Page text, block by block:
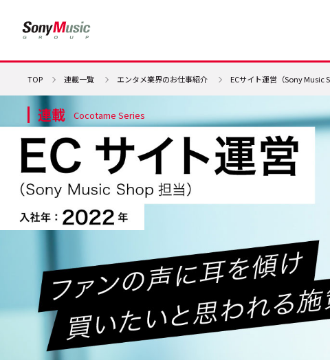
TOP 連載一覧 エンタメ業界のお仕事紹介 ECサイト運営（Sony Music
連載 Cocotame Series